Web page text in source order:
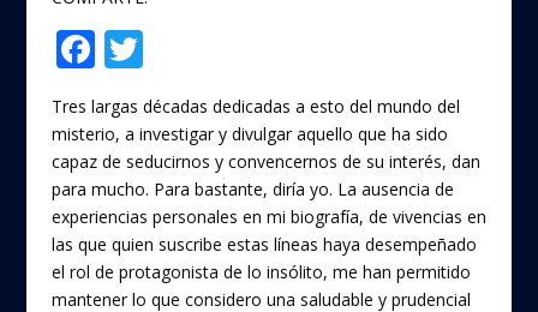
F
e
b
o
o
k
T
w
itt
er
Tres largas décadas dedicadas a esto del mundo del
misterio, a investigar y divulgar aquello que ha sido
capaz de seducirnos y convencernos de su interés, dan
para mucho. Para bastante, diría yo. La ausencia de
experiencias personales en mi biografía, de vivencias en
las que quien suscribe estas líneas haya desempeñado
el rol de protagonista de lo insólito, me han permitido
mantener lo que considero una saludable y prudencial